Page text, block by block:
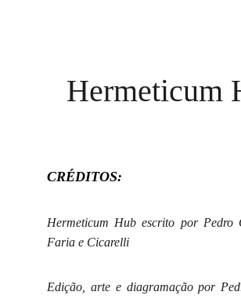
Hermeticum
CRÉDITOS:
Hermeticum Hub escrito por Pedro
Faria e Cicarelli
Edição, arte e diagramação por